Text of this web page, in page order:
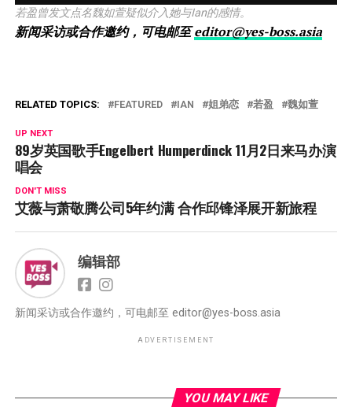
若盈曾发文点名魏如萱疑似介入她与Ian的感情。
新闻采访或合作邀约，可电邮至editor@yes-boss.asia
RELATED TOPICS: FEATURED IAN 姐弟恋 若盈 魏如萱
UP NEXT
89岁英国歌手Engelbert Humperdinck 11月2日来马办演
唱会
DON'T MISS
艾薇与萧敬腾公司5年约满 合作邱锋泽展开新旅程
编辑部
新闻采访或合作邀约，可电邮至 editor@yes-boss.asia
ADVERTISEMENT
YOU MAY LIKE